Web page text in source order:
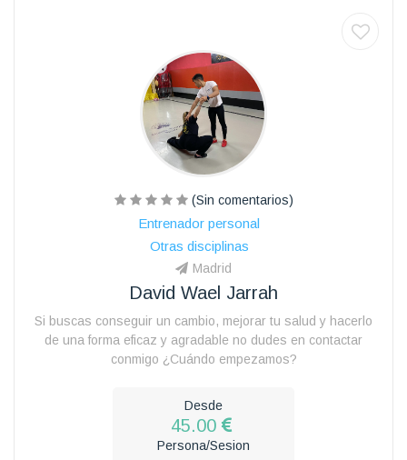
(Sin comentarios)
Entrenador personal
Otras disciplinas
Madrid
David Wael Jarrah
Si buscas conseguir un cambio, mejorar tu salud y hacerlo
de una forma eficaz y agradable no dudes en contactar
conmigo ¿Cuándo empezamos?
Desde
45.00
Persona/Sesion